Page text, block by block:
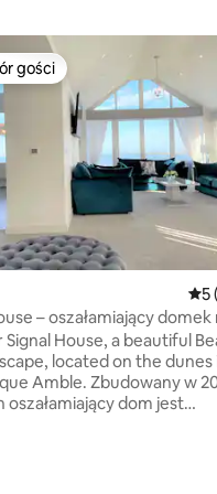
liczba recenzji: 175
z kategorii Wybór
gości
5
– oszałamiający domek
z 2020 roku
Signal House, a beautiful
located on the dunes
Amble. Zbudowany w
oszałamiający dom jest